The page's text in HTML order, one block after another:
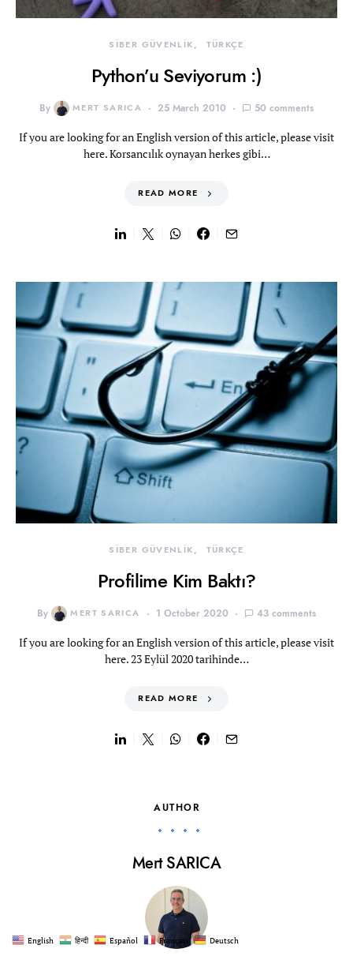
SİBER GÜVENLİK TÜRKÇE
Python’u Seviyorum :)
By MERT SARICA 25 March 2010 50 comments
If you are looking for an English version of this article, please visit
here. Korsancılık oynayan herkes gibi…
READ MORE
SİBER GÜVENLİK TÜRKÇE
Profilime Kim Baktı?
By MERT SARICA 1 October 2020 43 comments
If you are looking for an English version of this article, please visit
here. 23 Eylül 2020 tarihinde…
READ MORE
AUTHOR
Mert SARICA
English हिन्दी Español Français Deutsch